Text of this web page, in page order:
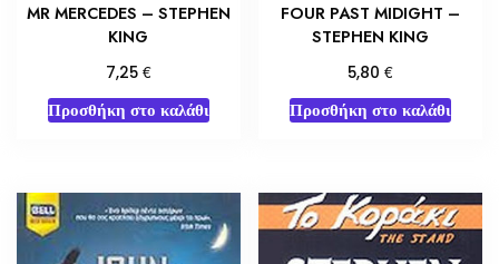
MR MERCEDES – STEPHEN
KING
7,25 €
Προσθήκη στο καλάθι
FOUR PAST MIDIGHT –
STEPHEN KING
5,80€
Προσθήκη στο καλάθι